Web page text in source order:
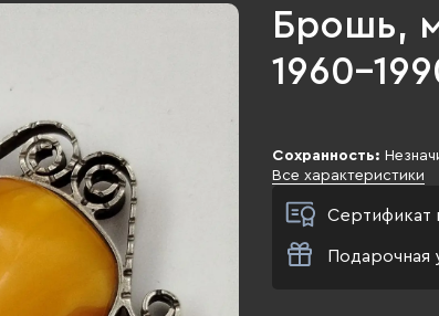
Брошь,
1960-
Сохранность:
Все характеристики
Сертификат
Подарочная